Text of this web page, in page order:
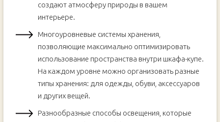
создают атмосферу природы в вашем
интерьере.
Многоуровневые системы хранения,
позволяющие максимально оптимизировать
использование пространства внутри шкафа-купе.
На каждом уровне можно организовать разные
типы хранения: для одежды, обуви, аксессуаров
и других вещей.
Разнообразные способы освещения, которые